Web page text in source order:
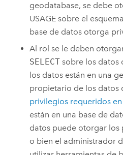
geodatabase, se debe
USAGE sobre el
base de datos otorga
Al rol se le deben
SELECT sobre los datos
los datos están en una
propietario de los datos
privilegios requeridos
están en una base de
datos puede otorgar los
o bien el administrador